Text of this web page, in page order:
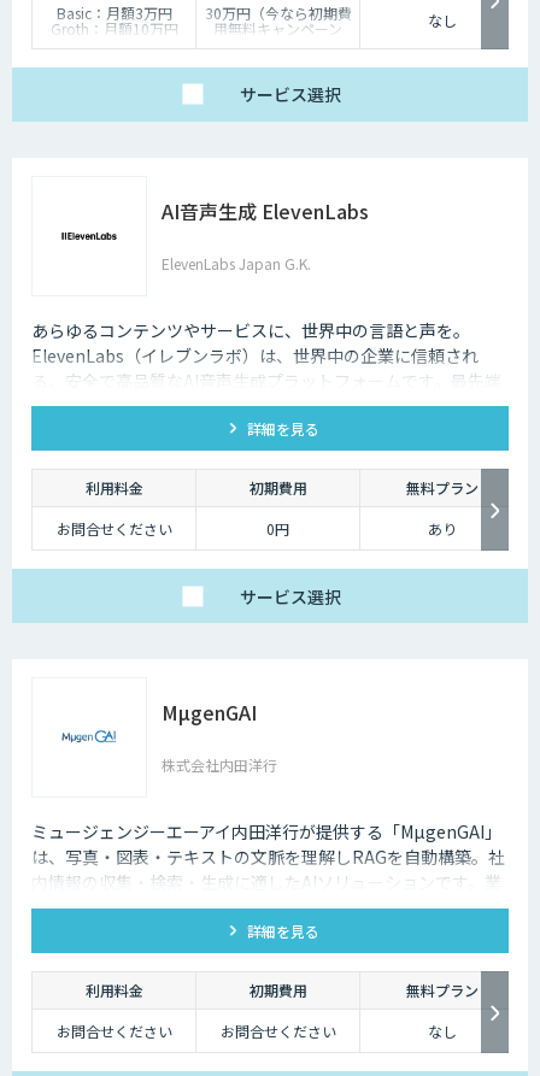
Basic：月額3万円
Groth：月額10万円
Enterprise：月額20万
30万円（今なら初期費
用無料キャンペーン
中）
なし
サービス選択
AI音声生成 ElevenLabs
ElevenLabs Japan G.K.
あらゆるコンテンツやサービスに、世界中の言語と声を。
ElevenLabs（イレブンラボ）は、世界中の企業に信頼され
る、安全で高品質なAI音声生成プラットフォームです。最先端
の技術で自然な音声を生成し、多言語対応やボイスクローニン
グ機能も、悪用を防ぐ倫理的ガードレールの中で提供します。
詳細を見る
利用料金 初期費用
無料プラン
お問合せください
0円 あり
サービス選択
MµgenGAI
株式会社内田洋行
ミュージェンジーエーアイ内田洋行が提供する「MµgenGAI」
は、写真・図表・テキストの文脈を理解しRAGを自動構築。社
内情報の収集・検索・生成に適したAIソリューションです。業
種を問わず業務効率とナレッジ活用を支援します。
詳細を見る
利用料金 初期費用
無料プラン
お問合せください
お問合せください なし